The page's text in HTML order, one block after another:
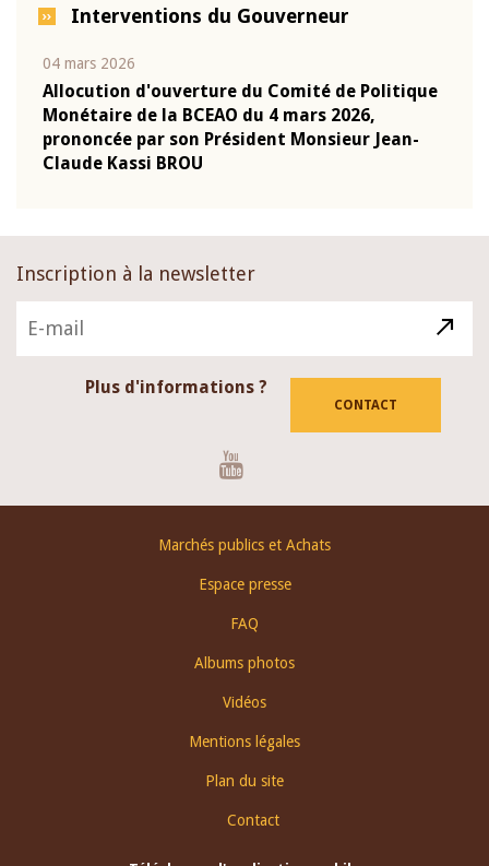
Interventions du Gouverneur
04 mars 2026
Allocution d'ouverture du Comité de Politique
Monétaire de la BCEAO du 4 mars 2026,
prononcée par son Président Monsieur Jean-
Claude Kassi BROU
Inscription à la newsletter
Plus d'informations ?
CONTACT
Marchés publics et Achats
Espace presse
FAQ
Albums photos
Vidéos
Mentions légales
Plan du site
Contact